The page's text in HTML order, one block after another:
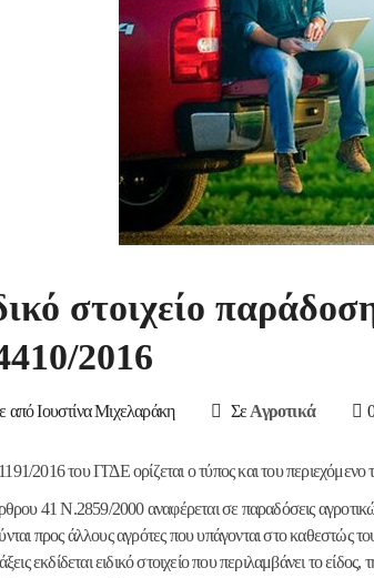
στοιχείο
2016
από Ιουστίνα Μιχελαράκη Σε Αγροτικά
2016 του ΓΓΔΕ ορίζεται ο τύπος και του
41 Ν.2859/2000 αναφέρεται σε παραδόσεις
προς άλλους αγρότες που υπάγονται στο καθεστώς
εκδίδεται ειδικό στοιχείο που περιλαμβάνει το